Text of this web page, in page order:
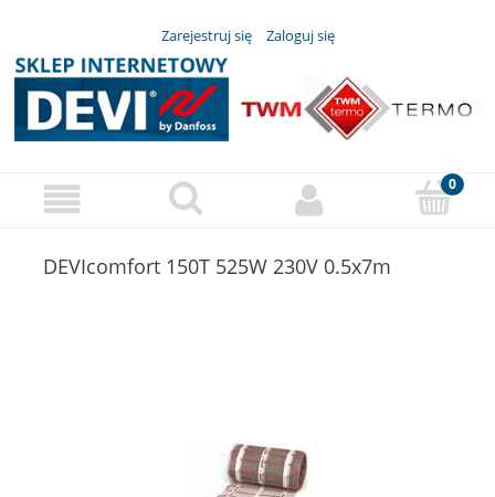
Zarejestruj się Zaloguj się
DEVIcomfort 150T 525W 230V 0.5x7m